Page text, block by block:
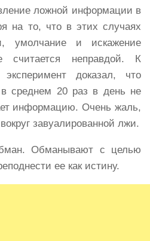
ложной информации в
на то, что в этих случаях
умолчание и искажение
неправдой. К
доказал, что
среднем 20 раз в день не
информацию. Очень жаль,
завуалированной лжи.
Обманывают с целью
ее как истину.